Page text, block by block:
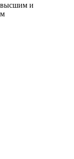
высшим и